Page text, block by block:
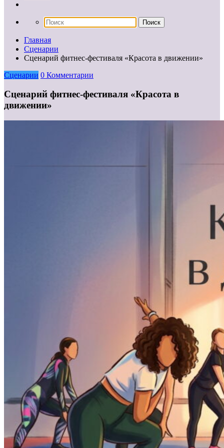
Главная
Сценарии
Сценарий фитнес-фестиваля «Красота в движении»
Сценарии 0 Комментарии
Сценарий фитнес-фестиваля «Красота в
движении»